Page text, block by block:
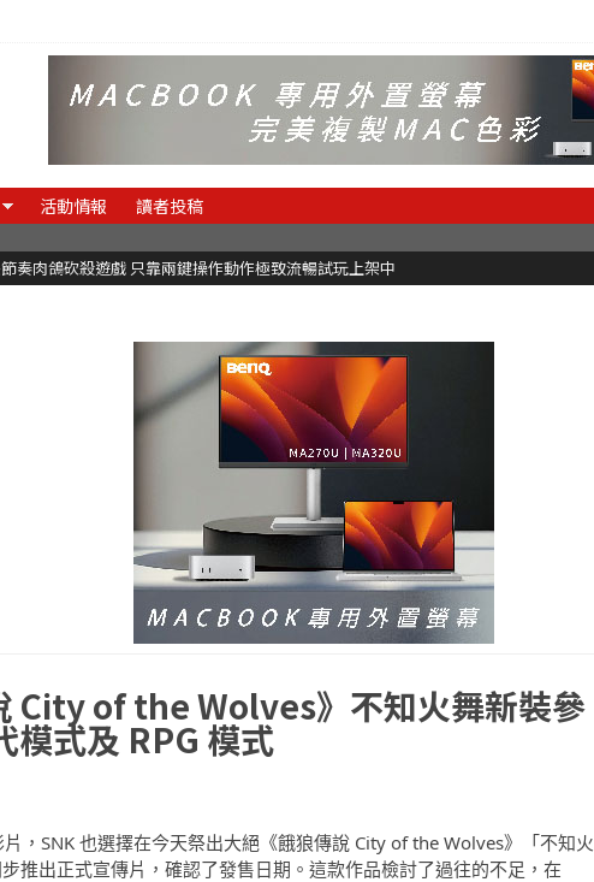
活動情報 讀者投稿
奏肉鴿砍殺遊戲 只靠兩鍵操作動作極致流暢試玩上架中
City of the Wolves》不知火舞新裝參
模式及 RPG 模式
，SNK 也選擇在今天祭出大絕《餓狼傳說 City of the Wolves》「不知火
推出正式宣傳片，確認了發售日期。這款作品檢討了過往的不足，在